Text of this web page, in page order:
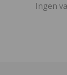
Ingen